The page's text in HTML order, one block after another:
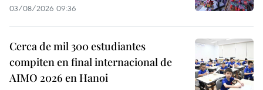
03/08/2026 09:36
Cerca de mil 300 estudiantes
compiten en final internacional de
AIMO 2026 en Hanoi